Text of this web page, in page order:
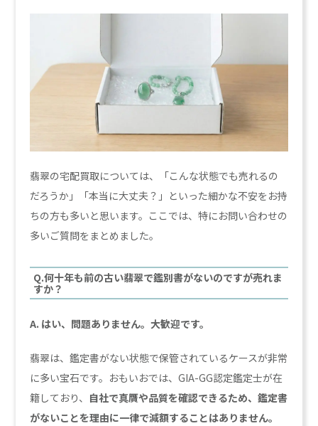
翡翠の宅配買取については、「こんな状態でも売れるの
だろうか」「本当に大丈夫？」といった細かな不安をお持
ちの方も多いと思います。ここでは、特にお問い合わせの
多いご質問をまとめました。
Q.何十年も前の古い翡翠で鑑別書がないのですが売れま
すか？
A. はい、問題ありません。大歓迎です。
翡翠は、鑑定書がない状態で保管されているケースが非常
に多い宝石です。おもいおでは、GIA-GG認定鑑定士が在
籍しており、 自社で真贋や品質を確認できるため、鑑定書
がないことを理由に一律で減額することはありません。